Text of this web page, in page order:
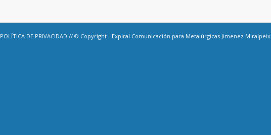
POLÍTICA DE PRIVACIDAD // © Copyright - Expiral Comunicación para Metalúrgicas Jimenez Miralpeix